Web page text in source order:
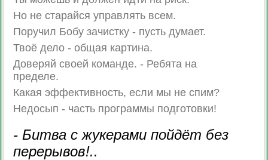
Но не старайся управлять всем.
Поручил Бобу зачистку - пусть думает.
Твоё дело - общая картина.
Доверяй своей команде. - Ребята на
пределе.
Какая эффективность, если мы не спим?
Недосып - часть программы подготовки!
- Битва с жукерами пойдёт без
перерывов!..